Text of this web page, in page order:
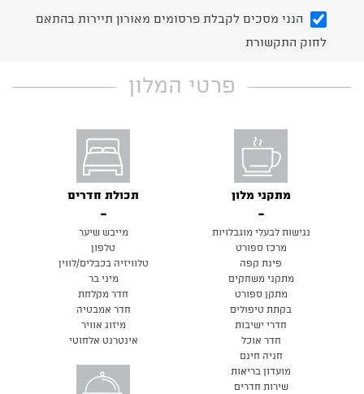
הנני מסכים לקבלת פרסומים מאורון תיירות בהתאם
לחוק התקשורת
פרטי המלון
מתקני מלון
נגישות לבעלי מוגבלויות
מרכז ספורט
פינת קפה
מתקני משחקים
מתקן ספורט
בקתת טיפולים
חדרי ישיבות
חדר אוכל
חניה חינם
מועדון בריאות
שירות חדרים
תכולת חדרים
מייבש שיער
טלפון
טלוויזיה בכבלים/לווין
מיני בר
חדר מקלחת
חדר אמבטיה
מיזוג אוויר
אינטרנט אלחוטי